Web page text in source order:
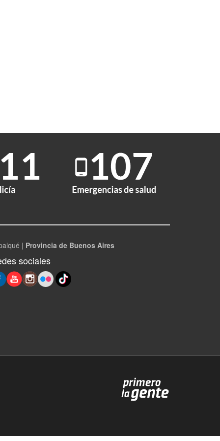
| Provincia de Buenos Aires
sociales